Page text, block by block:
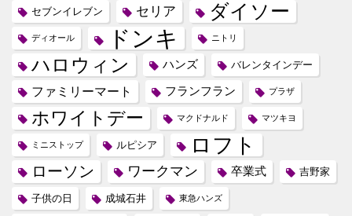
セブンイレブン セリア ダイソー
ディオール ドンキ ニトリ
ハロウィン ハンズ バレンタインデー
ファミリーマート フランフラン プラザ
ホワイトデー マクドナルド マツキヨ
ミニストップ ルピシア ロフト
ローソン ワークマン 卒業式 吉野家
子供の日 成城石井 東急ハンズ